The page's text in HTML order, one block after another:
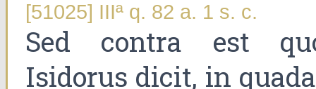
[51025] IIIª q. 82 a. 1 s. c.
Sed contra est
Isidorus dicit, in